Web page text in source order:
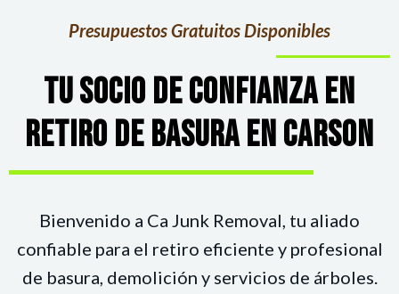
Presupuestos Gratuitos Disponibles
TU SOCIO DE CONFIANZA EN
RETIRO DE BASURA EN CARSON
Bienvenido a Ca Junk Removal, tu aliado
confiable para el retiro eficiente y profesional
de basura, demolición y servicios de árboles.